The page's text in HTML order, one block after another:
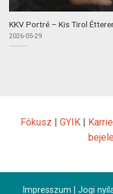
KKV Portré – Kis Tirol
2026-05-29
Fókusz GYIK
Impresszum Jogi